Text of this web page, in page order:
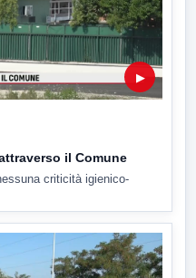
▶
il Comune
criticità igienico-